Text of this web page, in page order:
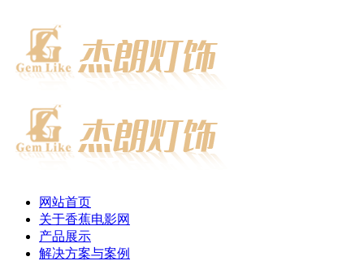
网站首页
关于香蕉电影网
产品展示
解决方案与案例